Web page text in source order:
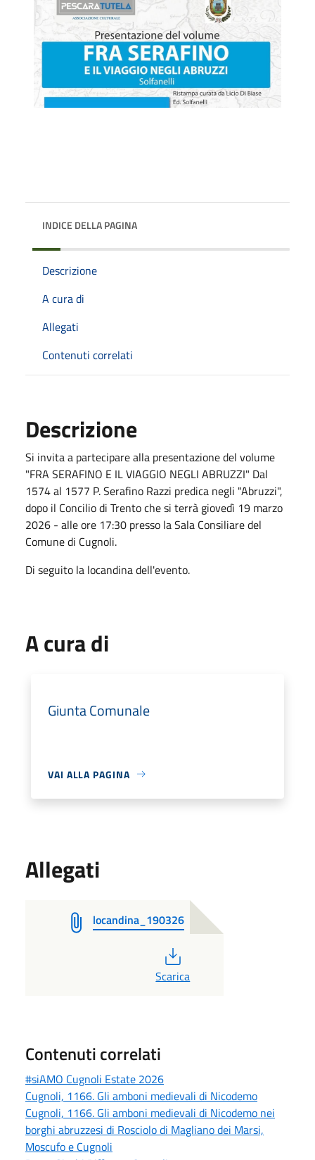
INDICE DELLA PAGINA
Descrizione
A cura di
Allegati
Contenuti correlati
Descrizione
Si invita a partecipare alla presentazione del volume
"FRA SERAFINO E IL VIAGGIO NEGLI ABRUZZI" Dal
1574 al 1577 P. Serafino Razzi predica negli "Abruzzi",
dopo il Concilio di Trento che si terrà giovedì 19 marzo
2026 - alle ore 17:30 presso la Sala Consiliare del
Comune di Cugnoli.
Di seguito la locandina dell'evento.
A cura di
Giunta Comunale
VAI ALLA PAGINA
Allegati
locandina_190326
Scarica
Contenuti correlati
#siAMO Cugnoli Estate 2026
Cugnoli, 1166. Gli amboni medievali di Nicodemo
Cugnoli, 1166. Gli amboni medievali di Nicodemo nei
borghi abruzzesi di Rosciolo di Magliano dei Marsi,
Moscufo e Cugnoli